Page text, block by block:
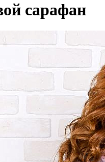
сарафан